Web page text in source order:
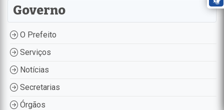
Governo
O Prefeito
Serviços
Notícias
Secretarias
Órgãos